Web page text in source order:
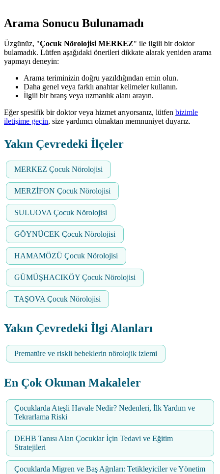
Arama Sonucu Bulunamadı
Üzgünüz, "Çocuk Nörolojisi MERKEZ" ile ilgili bir doktor
bulamadık. Lütfen aşağıdaki önerileri dikkate alarak yeniden arama
yapmayı deneyin:
Arama teriminizin doğru yazıldığından emin olun.
Daha genel veya farklı anahtar kelimeler kullanın.
İlgili bir branş veya uzmanlık alanı arayın.
Eğer spesifik bir doktor veya hizmet arıyorsanız, lütfen bizimle
iletişime geçin, size yardımcı olmaktan memnuniyet duyarız.
Yakın Çevredeki İlçeler
MERKEZ Çocuk Nörolojisi
MERZİFON Çocuk Nörolojisi
SULUOVA Çocuk Nörolojisi
GÖYNÜCEK Çocuk Nörolojisi
HAMAMÖZÜ Çocuk Nörolojisi
GÜMÜŞHACIKÖY Çocuk Nörolojisi
TAŞOVA Çocuk Nörolojisi
Yakın Çevredeki İlgi Alanları
Prematüre ve riskli bebeklerin nörolojik izlemi
En Çok Okunan Makaleler
Çocuklarda Ateşli Havale Nedir? Nedenleri, İlk Yardım ve
Tekrarlama Riski
DEHB Tanısı Alan Çocuklar İçin Tedavi ve Eğitim
Stratejileri
Çocuklarda Migren ve Baş Ağrıları: Tetikleyiciler ve Yönetim